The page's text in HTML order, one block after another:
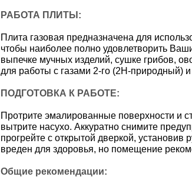
РАБОТА ПЛИТЫ:
Плита газовая предназначена для
чтобы наиболее полно удовлетворить
выпечке мучных изделий, сушке грибов,
для работы с газами 2-го (2H-природный)
ПОДГОТОВКА К РАБОТЕ:
Протрите эмалированные поверхности и
вытрите насухо. Аккуратно снимите
прогрейте с открытой дверкой,
вреден для здоровья, но помещение
Общие рекомендации: